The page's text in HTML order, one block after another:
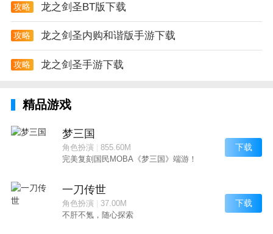
攻略 龙之剑圣BT版下载
攻略 龙之剑圣内购和谐版手游下载
攻略 龙之剑圣手游下载
精品游戏
梦三国
角色扮演| 855.60M
完美复刻国民MOBA《梦三国》端游！
下载
一刀传世
角色扮演| 37.00M
不肝不氪，随心探索
下载